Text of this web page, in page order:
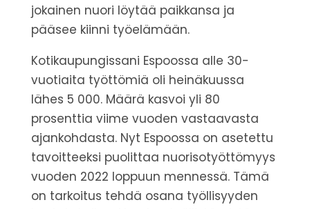
jokainen nuori löytää paikkansa ja
pääsee kiinni työelämään.
Kotikaupungissani Espoossa alle 30-
vuotiaita työttömiä oli heinäkuussa
lähes 5 000. Määrä kasvoi yli 80
prosenttia viime vuoden vastaavasta
ajankohdasta. Nyt Espoossa on asetettu
tavoitteeksi puolittaa nuorisotyöttömyys
vuoden 2022 loppuun mennessä. Tämä
on tarkoitus tehdä osana työllisyyden